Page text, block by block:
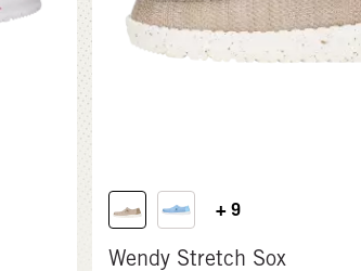
+ 9
Wendy Stretch Sox